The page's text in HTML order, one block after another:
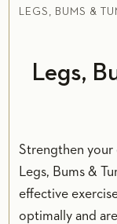
LEGS, BUMS &
Legs,
Strengthen your
Legs, Bums &
effective
optimally and